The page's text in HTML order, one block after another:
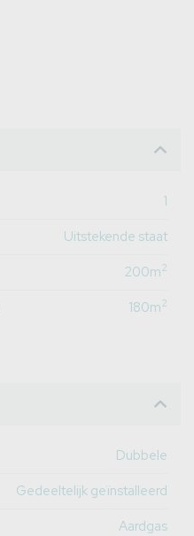
1
Uitstekende staat
200m2
180m2
Dubbele
Gedeeltelijk geïnstalleerd
Aardgas